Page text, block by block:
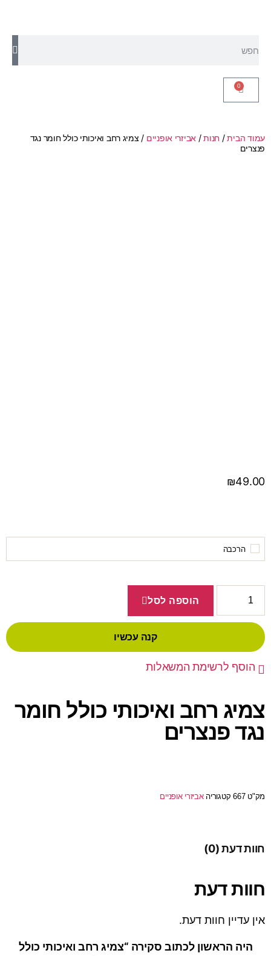
0
עמוד הבית/ חנות/ אביזרי אופניים / צמיג רחב ואיכותי כולל חומר נגד
פנצרים
₪49.00
הרכבה
הוספה לסל
קנה עכשיו
הוסף לרשימת המשאלות
צמיג רחב ואיכותי כולל חומר
נגד פנצרים
מק"ט667 קטגוריה אביזרי אופניים
חוות דעת (0)
חוות דעת
אין עדיין חוות דעת.
היה הראשון לכתוב סקירה “צמיג רחב ואיכותי כולל